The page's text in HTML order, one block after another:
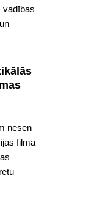
vadības
nesen
filma